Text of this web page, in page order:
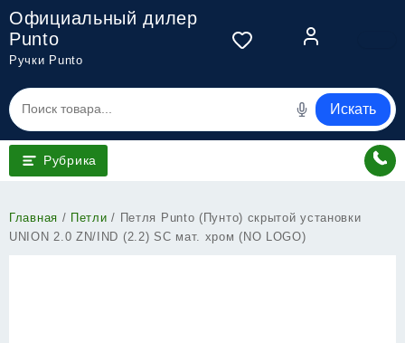
Перейти
содержимому
Официальный дилер
Punto
Ручки Punto
Искать
Рубрика
Главная / Петли / Петля Punto (Пунто) скрытой установки
UNION 2.0 ZN/IND (2.2) SC мат. хром (NO LOGO)